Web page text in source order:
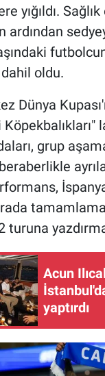
yığıldı.
oldu.
Dünya
grup
turuna
Acun
yaptırdı